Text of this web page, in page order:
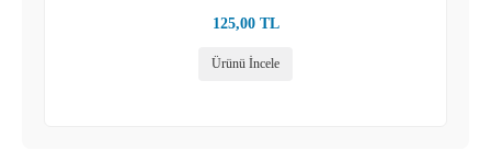
125,00 TL
Ürünü İncele